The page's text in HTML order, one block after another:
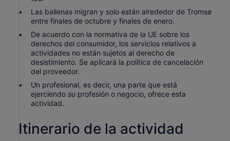
Las ballenas migran y solo están alrededor de Tromsø
entre finales de octubre y finales de enero.
De acuerdo con la normativa de la UE sobre los
derechos del consumidor, los servicios relativos a
actividades no están sujetos al derecho de
desistimiento. Se aplicará la política de cancelación
del proveedor.
Un profesional, es decir, una parte que está
ejerciendo su profesión o negocio, ofrece esta
actividad.
Itinerario de la actividad